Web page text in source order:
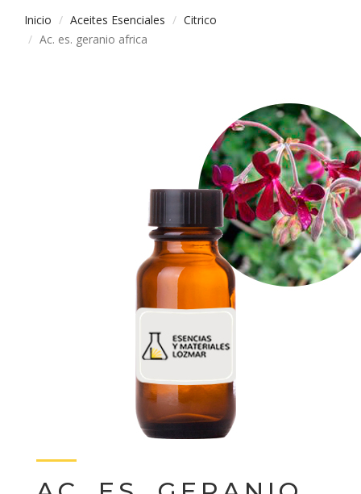
Inicio Aceites Esenciales
Citrico
Ac. es. geranio africa